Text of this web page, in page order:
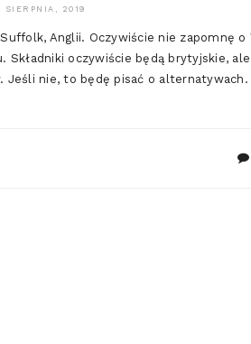
SIERPNIA, 2019
Anglii. Oczywiście nie zapomnę o
Składniki oczywiście będą brytyjskie,
Jeśli nie, to będę pisać o